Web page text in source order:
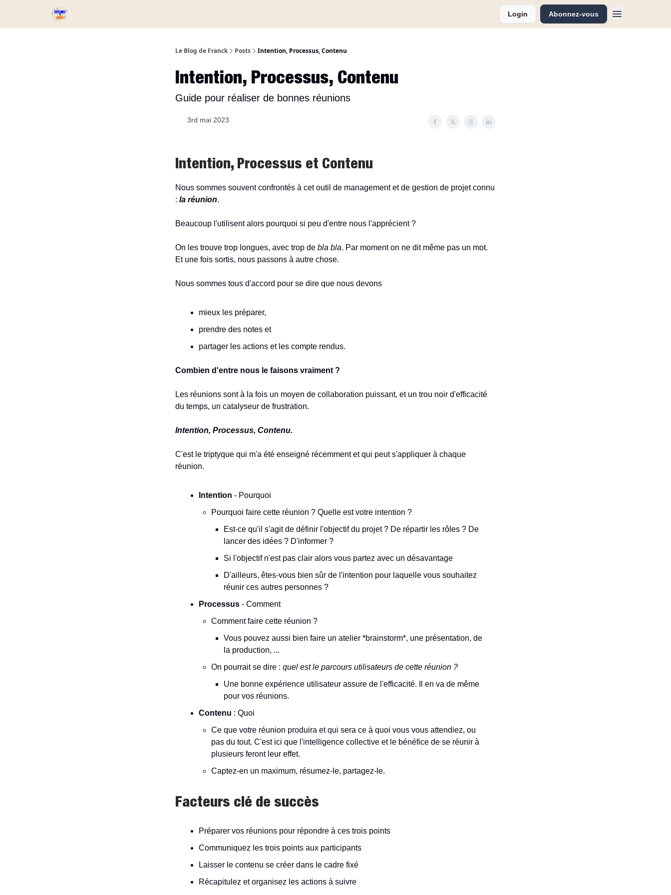
Login Abonnez-vous
Le Blog de Franck Posts Intention, Processus, Contenu
Intention, Processus, Contenu
Guide pour réaliser de bonnes réunions
3rd mai 2023
Intention, Processus et Contenu
Nous sommes souvent confrontés à cet outil de management et de gestion de projet connu
: la réunion.
Beaucoup l'utilisent alors pourquoi si peu d'entre nous l'apprécient ?
On les trouve trop longues, avec trop de bla bla. Par moment on ne dit même pas un mot.
Et une fois sortis, nous passons à autre chose.
Nous sommes tous d'accord pour se dire que nous devons
mieux les préparer,
prendre des notes et
partager les actions et les compte rendus.
Combien d'entre nous le faisons vraiment ?
Les réunions sont à la fois un moyen de collaboration puissant, et un trou noir d'efficacité
du temps, un catalyseur de frustration.
Intention, Processus, Contenu.
C'est le triptyque qui m'a été enseigné récemment et qui peut s'appliquer à chaque
réunion.
Intention - Pourquoi
Pourquoi faire cette réunion ? Quelle est votre intention ?
Est-ce qu'il s'agit de définir l'objectif du projet ? De répartir les rôles ? De
lancer des idées ? D'informer ?
Si l'objectif n'est pas clair alors vous partez avec un désavantage
D'ailleurs, êtes-vous bien sûr de l'intention pour laquelle vous souhaitez
réunir ces autres personnes ?
Processus - Comment
Comment faire cette réunion ?
Vous pouvez aussi bien faire un atelier *brainstorm*, une présentation, de
la production, ...
On pourrait se dire : quel est le parcours utilisateurs de cette réunion ?
Une bonne expérience utilisateur assure de l'efficacité. Il en va de même
pour vos réunions.
Contenu : Quoi
Ce que votre réunion produira et qui sera ce à quoi vous vous attendiez, ou
pas du tout. C'est ici que l'intelligence collective et le bénéfice de se réunir à
plusieurs feront leur effet.
Captez-en un maximum, résumez-le, partagez-le.
Facteurs clé de succès
Préparer vos réunions pour répondre à ces trois points
Communiquez les trois points aux participants
Laisser le contenu se créer dans le cadre fixé
Récapitulez et organisez les actions à suivre